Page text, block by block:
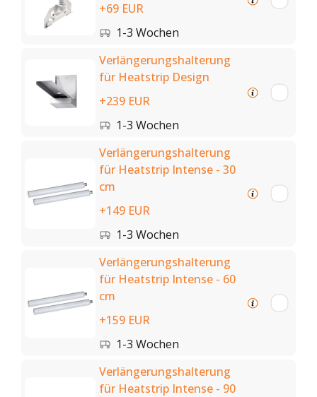
+69 EUR
1-3 Wochen
Verlängerungshalterung
für Heatstrip Design
+239 EUR
1-3 Wochen
Verlängerungshalterung
für Heatstrip Intense - 30
cm
+149 EUR
1-3 Wochen
Verlängerungshalterung
für Heatstrip Intense - 60
cm
+159 EUR
1-3 Wochen
Verlängerungshalterung
für Heatstrip Intense - 90